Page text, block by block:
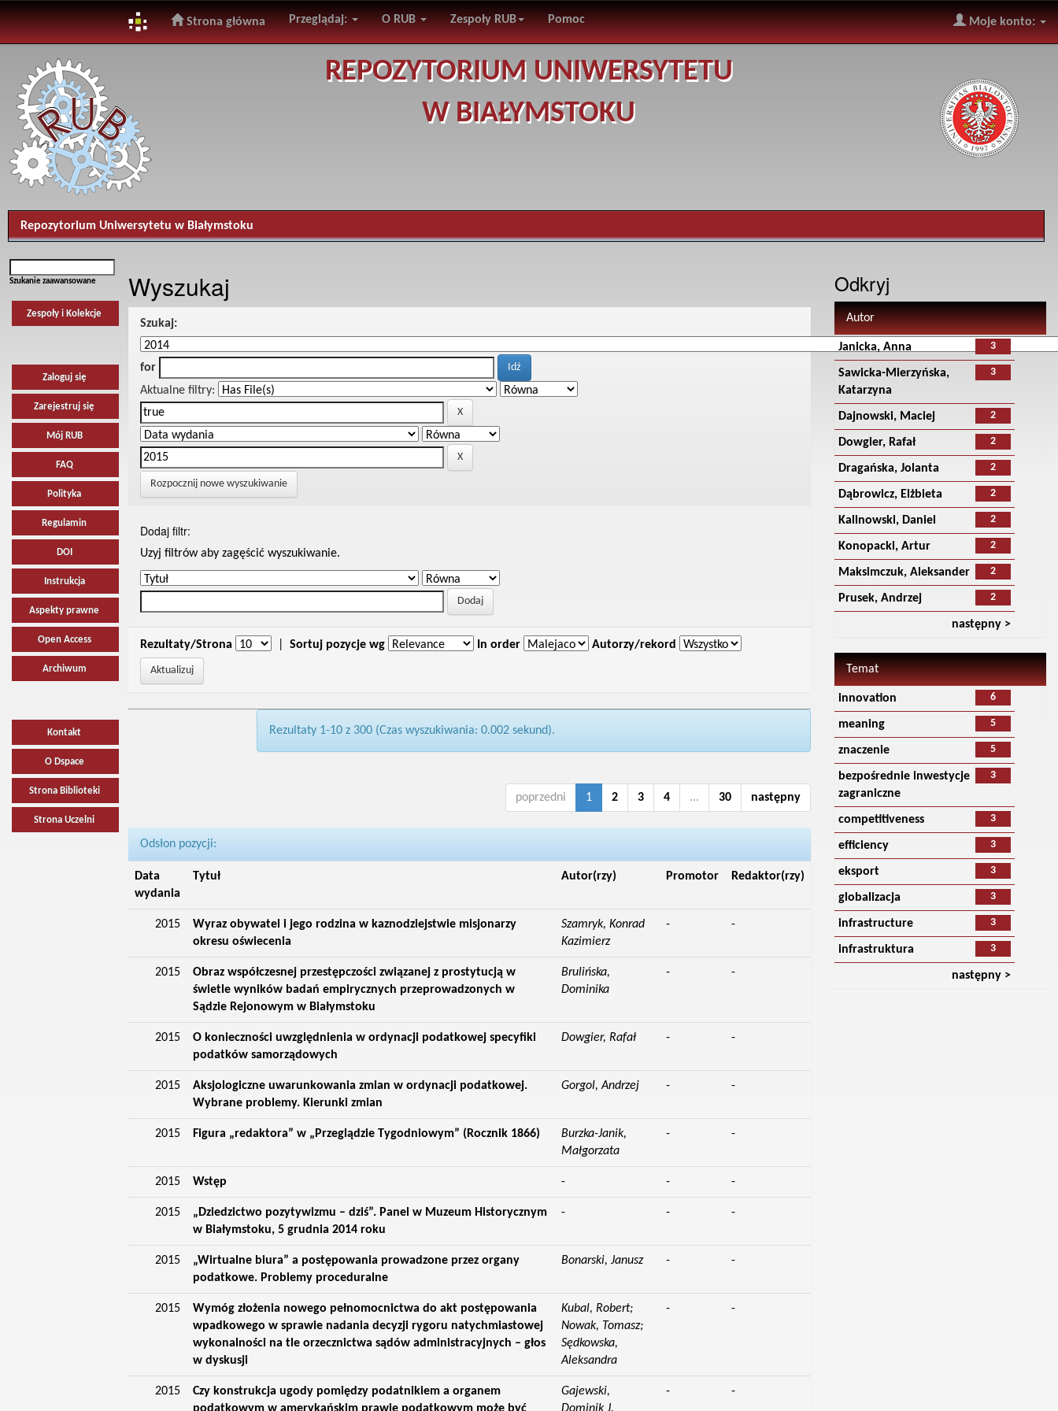
navigation
Strona główna Przeglądaj: O RUB Zespoły RUB Pomoc Moje konto:
REPOZYTORIUM UNIWERSYTETU
W BIAŁYMSTOKU
Repozytorium Uniwersytetu w Białymstoku
Szukanie zaawansowane
Zespoły i Kolekcje
Zaloguj się
Zarejestruj się
Mój RUB
FAQ
Polityka
Regulamin
DOI
Instrukcja
Aspekty prawne
Open Access
Archiwum
Kontakt
O Dspace
Strona Biblioteki
Strona Uczelni
Wyszukaj
Szukaj:
for
Aktualne filtry:
Rozpocznij nowe wyszukiwanie
Dodaj filtr:
Uzyj filtrów aby zagęścić wyszukiwanie.
Rezultaty/Strona Sortuj pozycje wg In order Autorzy/rekord
Rezultaty 1-10 z 300 (Czas wyszukiwania: 0.002 sekund).
poprzedni 1 2 3 4 ... 30 następny
Odsłon pozycji:
Data
wydania
Tytuł Autor(rzy) Promotor Redaktor(rzy)
2015
Wyraz obywatel i jego rodzina w kaznodziejstwie misjonarzy
okresu oświecenia
Szamryk, Konrad
Kazimierz
- -
2015
Obraz współczesnej przestępczości związanej z prostytucją w
świetle wyników badań empirycznych przeprowadzonych w
Sądzie Rejonowym w Białymstoku
Brulińska,
Dominika
- -
2015
O konieczności uwzględnienia w ordynacji podatkowej specyfiki
podatków samorządowych
Dowgier, Rafał - -
2015
Aksjologiczne uwarunkowania zmian w ordynacji podatkowej.
Wybrane problemy. Kierunki zmian
Gorgol, Andrzej - -
2015 Figura „redaktora” w „Przeglądzie Tygodniowym” (Rocznik 1866)
Burzka-Janik,
Małgorzata
- -
2015 Wstęp - - -
2015
„Dziedzictwo pozytywizmu – dziś”. Panel w Muzeum Historycznym
w Białymstoku, 5 grudnia 2014 roku
- - -
2015
„Wirtualne biura” a postępowania prowadzone przez organy
podatkowe. Problemy proceduralne
Bonarski, Janusz - -
2015
Wymóg złożenia nowego pełnomocnictwa do akt postępowania
wpadkowego w sprawie nadania decyzji rygoru natychmiastowej
wykonalności na tle orzecznictwa sądów administracyjnych – głos
w dyskusji
Kubal, Robert;
Nowak, Tomasz;
Sędkowska,
Aleksandra
- -
2015
Czy konstrukcja ugody pomiędzy podatnikiem a organem
Gajewski,
- -
Odkryj
Autor
3
Janicka, Anna
3
Sawicka-Mierzyńska,
Katarzyna
2
Dajnowski, Maciej
2
Dowgier, Rafał
2
Dragańska, Jolanta
2
Dąbrowicz, Elżbieta
2
Kalinowski, Daniel
2
Konopacki, Artur
2
Maksimczuk, Aleksander
2
Prusek, Andrzej
następny >
Temat
6
innovation
5
meaning
5
znaczenie
3
bezpośrednie inwestycje
zagraniczne
3
competitiveness
3
efficiency
3
eksport
3
globalizacja
3
infrastructure
3
infrastruktura
następny >